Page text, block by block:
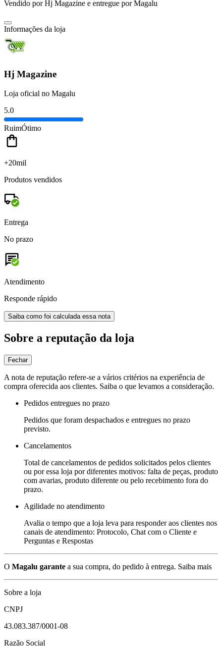
Vendido porHj Magazine e entregue por Magalu
Informações da loja
Hj Magazine
Loja oficial no Magalu
5.0
RuimÓtimo
+20mil
Produtos vendidos
Entrega
No prazo
Atendimento
Responde rápido
Saiba como foi calculada essa nota
Sobre a reputação da loja
Fechar
A nota de reputação refere-se a vários critérios na experiência de
compra oferecida aos clientes. Saiba o que levamos a consideração.
Pedidos entregues no prazo
Pedidos que foram despachados e entregues no prazo
previsto.
Cancelamentos
Total de cancelamentos de pedidos solicitados pelos clientes
ou por essa loja por diferentes motivos: falta de peças, produto
com avarias, produto diferente ou pelo recebimento fora do
prazo.
Agilidade no atendimento
Avalia o tempo que a loja leva para responder aos clientes nos
canais de atendimento: Protocolo, Chat com o Cliente e
Perguntas e Respostas
O Magalu garante a sua compra, do pedido à entrega. Saiba mais
Sobre a loja
CNPJ
43.083.387/0001-08
Razão Social